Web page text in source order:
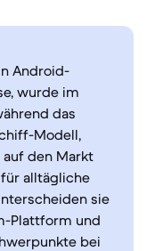
Android-
wurde im
das
Modell,
den Markt
alltägliche
sie
Plattform und
bei